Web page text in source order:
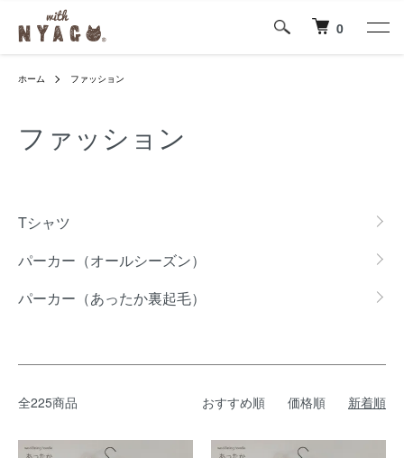
0
ホーム ファッション
ファッション
Tシャツ
パーカー（オールシーズン）
パーカー（あったか裏起毛）
全225商品 おすすめ順 価格順 新着順